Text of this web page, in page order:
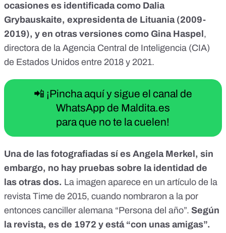
ocasiones es identificada como Dalia
Grybauskaite, expresidenta de Lituania (2009-
2019), y en otras versiones como Gina Haspel ,
directora de la Agencia Central de Inteligencia (CIA)
de Estados Unidos entre 2018 y 2021.
📲 ¡Pincha aquí y sigue el canal de
WhatsApp de Maldita.es
para que no te la cuelen!
Una de las fotografiadas sí es Angela Merkel, sin
embargo, no hay pruebas sobre la identidad de
las otras dos. La imagen aparece en un artículo de la
revista Time de 2015, cuando nombraron a la por
entonces canciller alemana “Persona del año”. Según
la revista, es de 1972 y está “con unas amigas”.